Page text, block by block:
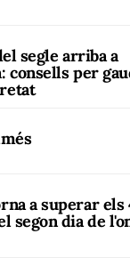
segle arriba a
consells per
a superar els
segon dia de